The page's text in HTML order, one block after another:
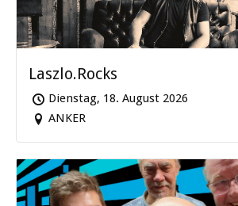
Laszlo.Rocks
Dienstag, 18. August 2026
ANKER